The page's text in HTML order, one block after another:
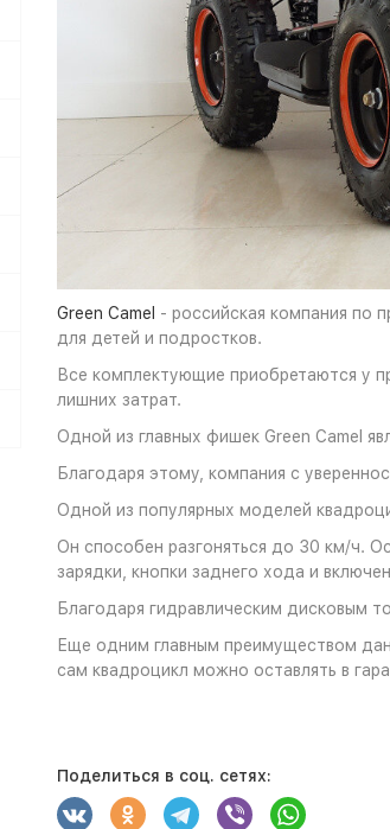
Green Camel - российская компания по
для детей и подростков.
Все комплектующие приобретаются у
лишних затрат.
Одной из главных фишек Green Camel
Благодаря этому, компания с
Одной из популярных моделей
Он способен разгоняться до 30 км/ч.
зарядки, кнопки заднего хода и
Благодаря гидравлическим дисковым
Еще одним главным преимуществом
сам квадроцикл можно оставлять в
Поделиться в соц. сетях: